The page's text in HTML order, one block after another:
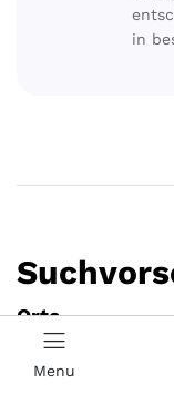
Menu
in
Orte